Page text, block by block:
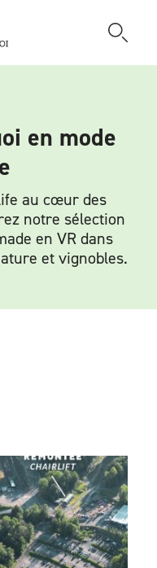
en mode
au cœur des
notre sélection
en VR dans
et vignobles.